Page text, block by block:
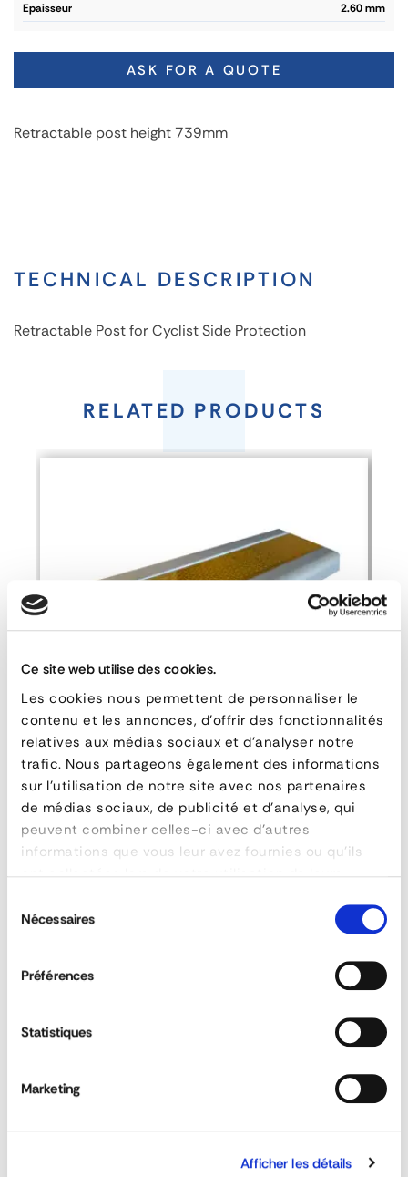
Ce site web utilise des cookies.
Les cookies nous permettent de personnaliser le
contenu et les annonces, d'offrir des fonctionnalités
relatives aux médias sociaux et d'analyser notre
trafic. Nous partageons également des informations
sur l'utilisation de notre site avec nos partenaires
de médias sociaux, de publicité et d'analyse, qui
peuvent combiner celles-ci avec d'autres
informations que vous leur avez fournies ou qu'ils
duNécessaires
Préférences
Statistiques
Marketing
Afficher les détails
epaisseur
2.60 mm
ASK FOR A QUOTE
Retractable post height 739mm
TECHNICAL DESCRIPTION
Retractable Post for Cyclist Side Protection
material
RELATED PRODUCTS
Cyclist Side Guard Profile 3500
QUESTIONS & ANSWERS
Is the sideguard certified ?
Is the sideguard suitable for all types of